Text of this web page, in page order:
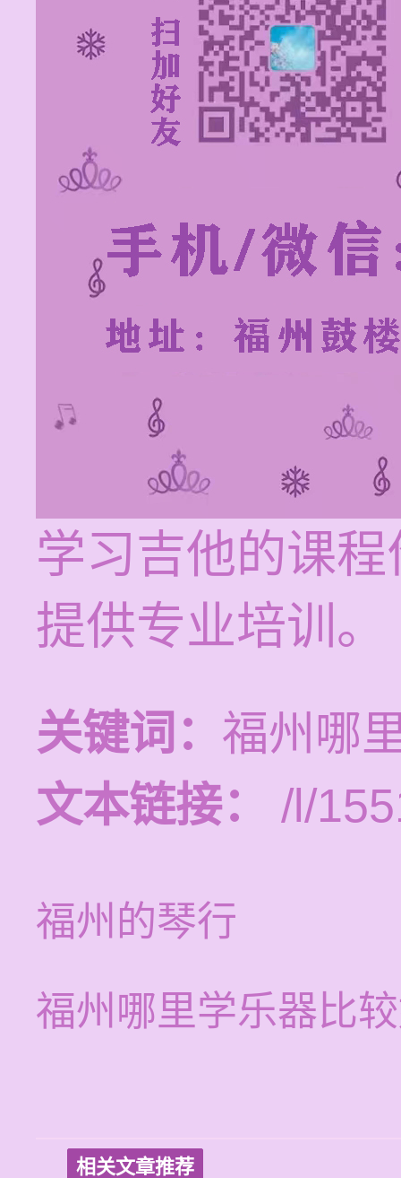
学习吉他的课
提供专业培训。
关键词： 福州哪
文本链接：
/l/
福州的琴行
福州哪里学乐器比
相关文章推荐